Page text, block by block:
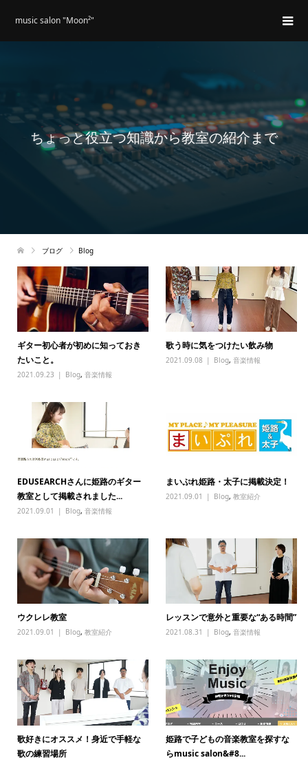
music salon "Moon²"
ちょっと役立つ知識から教室の紹介まで
ブログ Blog
ギター初心者が初めに知っておき
たいこと。
2021.09.23 Blog, 音楽情報
歌う時に気をつけたい飲み物
2021.09.08 Blog,音楽情報
EDUSEARCHさんに姫路のギター
教室として掲載されました...
2021.09.01 Blog, 音楽情報
まいぷれ姫路・太子に掲載決定！
2021.09.01 Blog,教室紹介
ウクレレ教室
2021.09.01 Blog, 教室紹介
レッスンで意外と重要な“ある時間”
2021.08.31 Blog,音楽情報
歌好きにオススメ！身近で手軽な
歌の練習場所
姫路で子どもの音楽教室を探すな
らmusic salon&#8...